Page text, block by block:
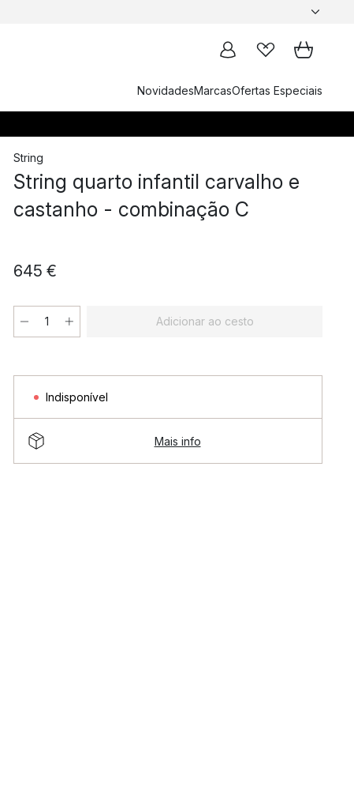
NovidadesMarcasOfertas Especiais
String
String quarto infantil carvalho e
castanho - combinação C
645 €
Adicionar ao cesto
Indisponível
Mais info